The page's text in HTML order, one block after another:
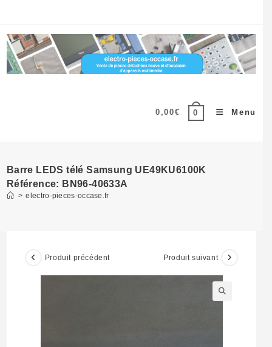
content
0,00€ 0 Menu
Barre LEDS télé Samsung UE49KU6100K
Référence: BN96-40633A
> electro-pieces-occase.fr
Produit précédent Produit suivant